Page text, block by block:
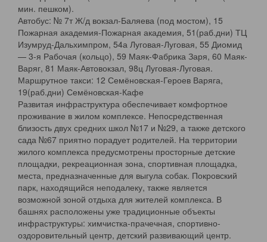
мин. пешком).
Автобус: № 7т Ж/д вокзал-Баляева (под мостом), 15
Пожарная академия-Пожарная академия, 51(раб.дни) ТЦ
Изумруд-Дальхимпром, 54а Луговая-Луговая, 55 Диомид
— 3-я Рабочая (кольцо), 59 Маяк-Фабрика Заря, 60 Маяк-
Варяг, 81 Маяк-Автовокзал, 98ц Луговая-Луговая.
Маршрутное такси: 12 Семёновская-Героев Варяга,
19(раб.дни) Семёновская-Кафе
Развитая инфраструктура обеспечивает комфортное
проживание в жилом комплексе. Непосредственная
близость двух средних школ №17 и №29, а также детского
сада №67 приятно порадует родителей. На территории
жилого комплекса предусмотрены просторные детские
площадки, рекреационная зона, спортивная площадка,
места, предназначенные для выгула собак. Покровский
парк, находящийся неподалеку, также является
возможной зоной отдыха для жителей комплекса. В
башнях расположены уже традиционные объекты
инфраструктуры: химчистка-прачечная, спортивно-
оздоровительный центр, детский развивающий центр.